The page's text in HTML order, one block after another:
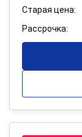
Старая цена:
Рассрочка: